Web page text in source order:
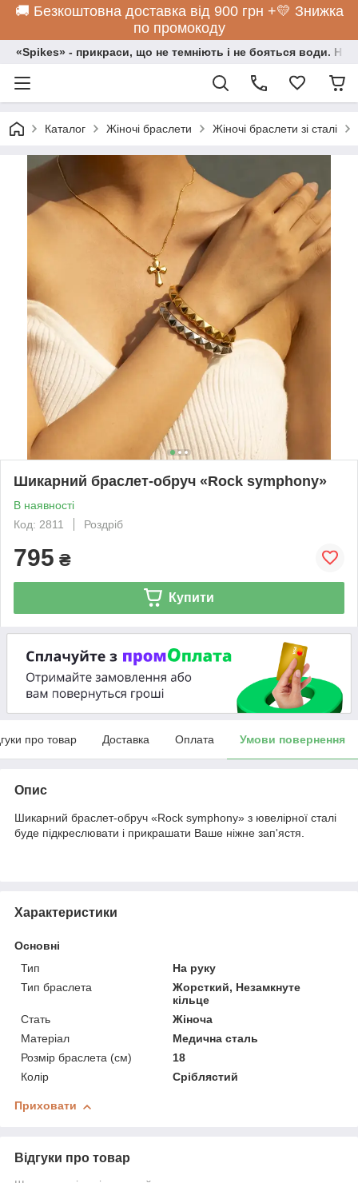
🚚 Безкоштовна доставка від 900 грн +💛 Знижка
по промокоду
«Spikes» - прикраси, що не темніють і не бояться води.
Каталог Жіночі браслети Жіночі браслети зі сталі
Шикарний браслет-обруч «Rock symphony»
В наявності
Код: 2811
Роздріб
795 ₴
Купити
про товар Доставка Оплата Умови повернення
Опис
Шикарний браслет-обруч «Rock symphony» з ювелірної сталі
буде підкреслювати і прикрашати Ваше ніжне зап'ястя.
Характеристики
Основні
Тип
На руку
Тип браслета
Жорсткий, Незамкнуте
кільце
Стать
Жіноча
Матеріал
Медична сталь
Розмір браслета (см)
18
Колір
Сріблястий
Приховати
Відгуки про товар